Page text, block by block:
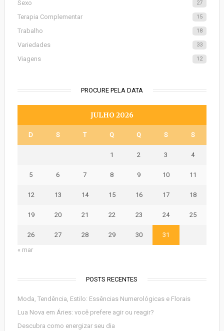
Sexo 27
Terapia Complementar 15
Trabalho 18
Variedades 33
Viagens 12
PROCURE PELA DATA
JULHO 2026
D S T Q Q S S
1 2 3 4
5 6 7 8 9 10 11
12 13 14 15 16 17 18
19 20 21 22 23 24 25
26 27 28 29 30
31
« mar
POSTS RECENTES
Moda, Tendência, Estilo: Essências Numerológicas e Florais
Lua Nova em Áries: você prefere agir ou reagir?
Descubra como energizar seu dia